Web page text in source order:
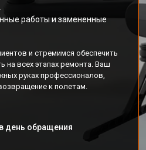
работы и замененные
и стремимся обеспечить
на всех этапах ремонта. Ваш
руках профессионалов,
к полетам.
день обращения